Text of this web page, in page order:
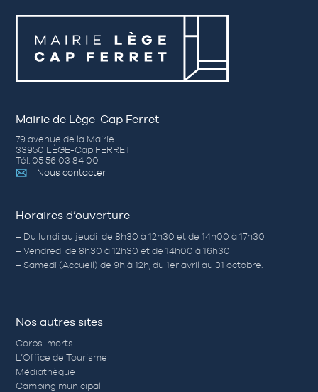
Mairie de Lège-Cap Ferret
79 avenue de la Mairie
33950 LÈGE-Cap FERRET
Tél. 05 56 03 84 00
Nous contacter
Horaires d’ouverture
– Du lundi au jeudi de 8h30 à 12h30 et de 14h00 à 17h30
– Vendredi de 8h30 à 12h30 et de 14h00 à 16h30
– Samedi (Accueil) de 9h à 12h, du 1er avril au 31 octobre.
Nos autres sites
Corps-morts
L’Office de Tourisme
Médiathèque
Camping municipal